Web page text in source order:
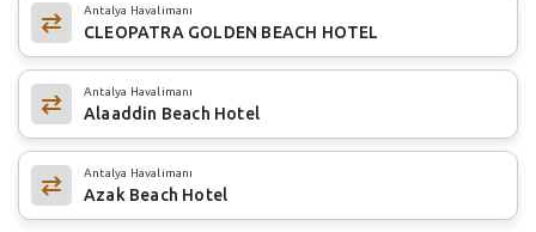
Antalya Havalimanı
CLEOPATRA GOLDEN BEACH HOTEL
Antalya Havalimanı
Alaaddin Beach Hotel
Antalya Havalimanı
Azak Beach Hotel